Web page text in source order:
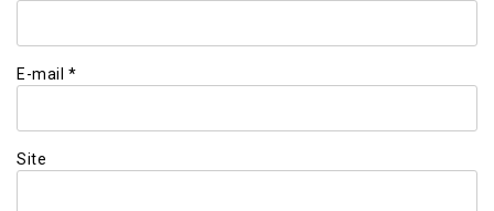
E-mail *
Site